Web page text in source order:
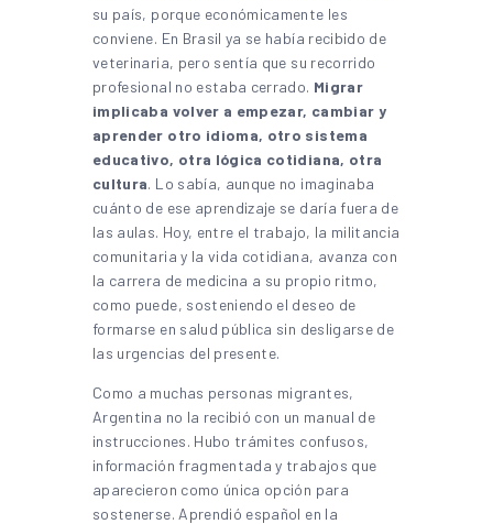
su país, porque económicamente les
conviene. En Brasil ya se había recibido de
veterinaria, pero sentía que su recorrido
profesional no estaba cerrado. Migrar
implicaba volver a empezar, cambiar y
aprender otro idioma, otro sistema
educativo, otra lógica cotidiana, otra
cultura. Lo sabía, aunque no imaginaba
cuánto de ese aprendizaje se daría fuera de
las aulas. Hoy, entre el trabajo, la militancia
comunitaria y la vida cotidiana, avanza con
la carrera de medicina a su propio ritmo,
como puede, sosteniendo el deseo de
formarse en salud pública sin desligarse de
las urgencias del presente.
Como a muchas personas migrantes,
Argentina no la recibió con un manual de
instrucciones. Hubo trámites confusos,
información fragmentada y trabajos que
aparecieron como única opción para
sostenerse. Aprendió español en la